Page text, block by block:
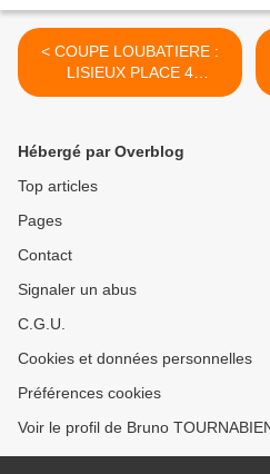
< COUPE LOUBATIERE :
LISIEUX PLACE 4
EQUIPES AUX 4
Hébergé par Overblog
Top articles
Pages
Contact
Signaler un abus
C.G.U.
Cookies et données personnelles
Préférences cookies
Voir le profil de Bruno